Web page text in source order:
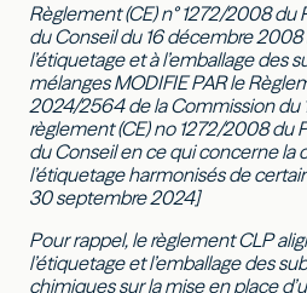
Règlement (CE) n° 1272/2008
du Conseil du 16 décembre 2008
l’étiquetage et à l’emballage des
mélanges MODIFIE PAR le
2024/2564 de la Commission du
règlement (CE) no 1272/2008 du
du Conseil en ce qui concerne la
l’étiquetage harmonisés de
30 septembre 2024]
Pour rappel, le règlement CLP
l’étiquetage et l’emballage des
chimiques sur la mise en place